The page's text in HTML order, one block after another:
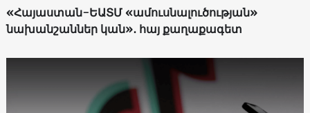
«Հայաստան-ԵԱՏՄ «ամուսնալուծության»
նախանշաններ կան»․ հայ քաղաքագետ